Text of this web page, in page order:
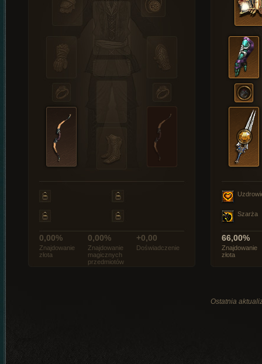
0,00%
Znajdowanie
złota
0,00%
Znajdowanie
magicznych
przedmiotów
+0,00
Doświadczenie
Szarża
66,00%
Znajdowanie
złota
Ostatnia